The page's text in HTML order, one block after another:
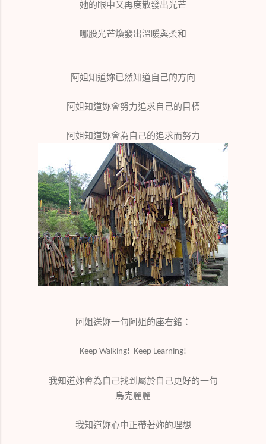
她的眼中又再度散發出光芒
哪股光芒煥發出溫暖與柔和
阿姐知道妳已然知道自己的方向
阿姐知道妳會努力追求自己的目標
阿姐知道妳會為自己的追求而努力
阿姐送妳一句阿姐的座右銘：
Keep Walking! Keep Learning!
我知道妳會為自己找到屬於自己更好的一句
烏克麗麗
我知道妳心中正帶著妳的理想